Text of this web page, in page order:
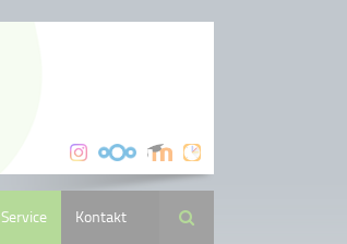
Service Kontakt Suche